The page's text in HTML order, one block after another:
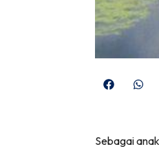
Share
Sebagai